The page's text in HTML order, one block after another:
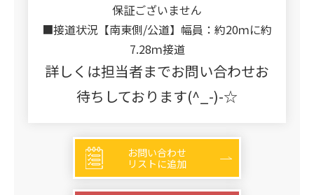
保証ございません
■接道状況【南東側/公道】幅員：約20ｍに約
7.28ｍ接道
詳しくは担当者までお問い合わせお
待ちしております(^_-)-☆
お問い合わせ
リストに追加